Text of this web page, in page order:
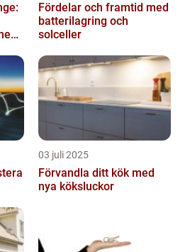
Fördelar och framtid med
batterilagring och
solceller
03 juli 2025
Förvandla ditt kök med
nya köksluckor